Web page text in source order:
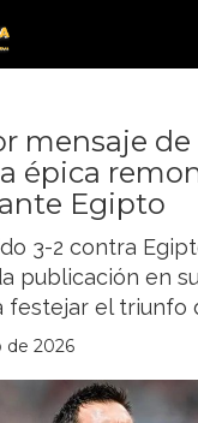
mensaje de
épica
Egipto
3-2 contra
publicación en
festejar el triunfo
de 2026